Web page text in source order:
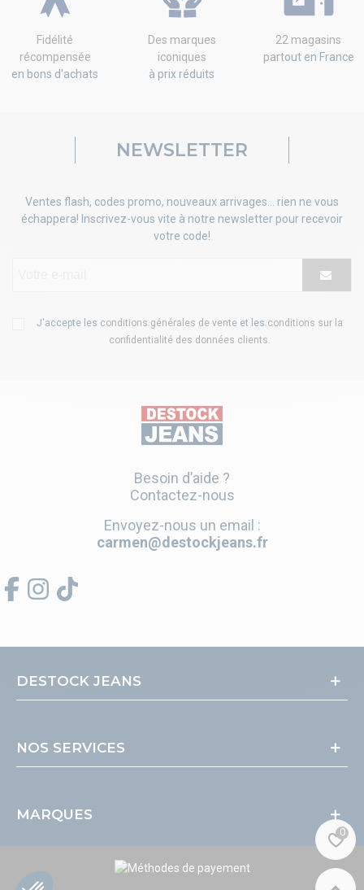
Fidélité
récompensée
en bons d'achats
Des marques
iconiques
à prix réduits
22 magasins
partout en France
NEWSLETTER
Ventes flash, codes promo, nouveaux arrivages... rien ne vous
échappera! Inscrivez-vous vite à notre newsletter pour recevoir
votre code!
J'accepte les conditions générales de vente et les conditions sur la
confidentialité des données clients
Besoin d’aide ?
Contactez-nous
Envoyez-nous un email :
carmen@destockjeans.fr
DESTOCK JEANS
NOS SERVICES
MARQUES
0